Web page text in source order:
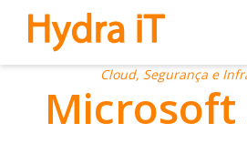
Cloud, Segurança e
Microsoft